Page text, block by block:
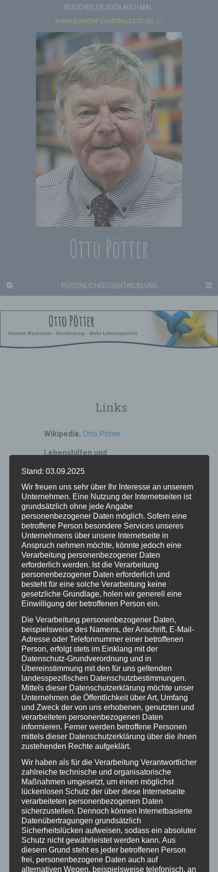
BESUCHEN SIE DOCH AUCH MAL:
www.poetter-plattdeutsch.de
Otto Pötter
PERSÖNLICHKEITSENTWICKLUNG
Links
Wikipedia: Otto Pötter
Lebenshilfen und
www.logotherapie.de
www.exerzitien.info
www.anselm-gruen.de –
Lebenshilfe mit Anselm Grün
www.elternwissen.de
www.acl-deutschland.de –
Christliche Lebenshilfe
www.help-center-ev.de –
Christliche Lebenshilfe
www.verusbonifatius.de
Psychosomatiksche Klinik Bad
Salzschlirf
www.naturundmedizin.de
www.zentrum-der-gesundheit.de
www.kneippvisite.de
www.gesundheit.de
www.fussreflex.de–
Reflexzonentherapie am Fuß
www.seelsorge.net –
Psychologische Beratung
www.krankheitserfahrungen.de
www.ekd.de – Informationen zum
Thema Patientenverfügung [PDF]
www.christ-sucht-christ.de –
Christlich orientierte Partnersuche
www.himmlisch-plaudern.de –
Himmlisch plaudern – christliche
Stand: 03.09.2025
Wir freuen uns sehr über Ihr Interesse an unserem
Unternehmen. Eine Nutzung der Internetseiten ist
grundsätzlich ohne jede Angabe
personenbezogener Daten möglich. Sofern eine
betroffene Person besondere Services unseres
Unternehmens über unsere Internetseite in
Anspruch nehmen möchte, könnte jedoch eine
Verarbeitung personenbezogener Daten
erforderlich werden. Ist die Verarbeitung
personenbezogener Daten erforderlich und
besteht für eine solche Verarbeitung keine
gesetzliche Grundlage, holen wir generell eine
Einwilligung der betroffenen Person ein.
Die Verarbeitung personenbezogener Daten,
beispielsweise des Namens, der Anschrift, E-Mail-
Adresse oder Telefonnummer einer betroffenen
Person, erfolgt stets im Einklang mit der
Datenschutz-Grundverordnung und in
Übereinstimmung mit den für uns geltenden
landesspezifischen Datenschutzbestimmungen.
Mittels dieser Datenschutzerklärung möchte unser
Unternehmen die Öffentlichkeit über Art, Umfang
und Zweck der von uns erhobenen, genutzten und
verarbeiteten personenbezogenen Daten
informieren. Ferner werden betroffene Personen
mittels dieser Datenschutzerklärung über die ihnen
zustehenden Rechte aufgeklärt.
Wir haben als für die Verarbeitung Verantwortlicher
zahlreiche technische und organisatorische
Maßnahmen umgesetzt, um einen möglichst
lückenlosen Schutz der über diese Internetseite
verarbeiteten personenbezogenen Daten
sicherzustellen. Dennoch können Internetbasierte
Datenübertragungen grundsätzlich
Sicherheitslücken aufweisen, sodass ein absoluter
Schutz nicht gewährleistet werden kann. Aus
diesem Grund steht es jeder betroffenen Person
frei, personenbezogene Daten auch auf
alternativen Wegen, beispielsweise telefonisch, an